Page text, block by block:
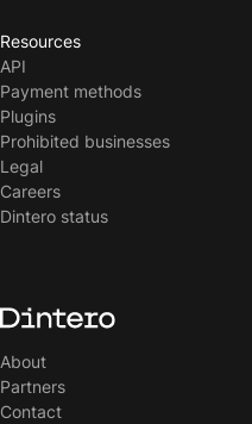
Svenska
Resources
API
Payment methods
Plugins
Prohibited businesses
Legal
Careers
Dintero status
About
Partners
Contact